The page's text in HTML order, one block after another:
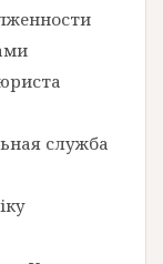
служба